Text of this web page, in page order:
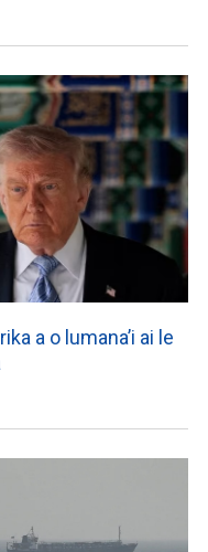
a o lumana’i ai le